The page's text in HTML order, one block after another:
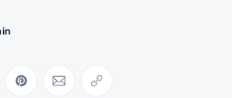
Facebook
en LinkedIn
Compartir en Pinterest
Compartir via Email
Copiar link